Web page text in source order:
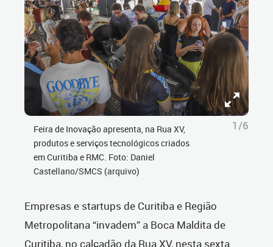
Feira de Inovação apresenta, na Rua XV,
produtos e serviços tecnológicos criados
em Curitiba e RMC. Foto: Daniel
Castellano/SMCS (arquivo)
1/6
Empresas e startups de Curitiba e Região
Metropolitana “invadem” a Boca Maldita de
Curitiba, no calçadão da Rua XV, nesta sexta